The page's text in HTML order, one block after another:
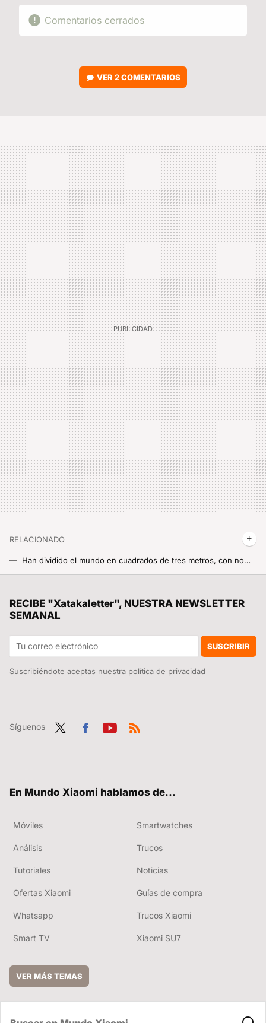
Comentarios cerrados
VER2 COMENTARIOS
RELACIONADO
Han dividido el mundo en cuadrados de tres metros, con nombres muy locos y compiten con Google Maps y Waze. Así es la app más divertida en mi Xiaomi
Tesla tardó más de diez años en producir 300.000 coches anuales. Xiaomi lo ha conseguido en menos de un año y ya es una amenaza más que real
RECIBE "Xatakaletter", NUESTRA NEWSLETTER
SEMANAL
SUSCRIBIR
Suscribiéndote aceptas nuestra política de privacidad
Síguenos
En Mundo Xiaomi hablamos de...
Móviles Smartwatches
Análisis Trucos
Tutoriales Noticias
Ofertas Xiaomi Guías de compra
Whatsapp Trucos Xiaomi
Smart TV Xiaomi SU7
VER MÁS TEMAS